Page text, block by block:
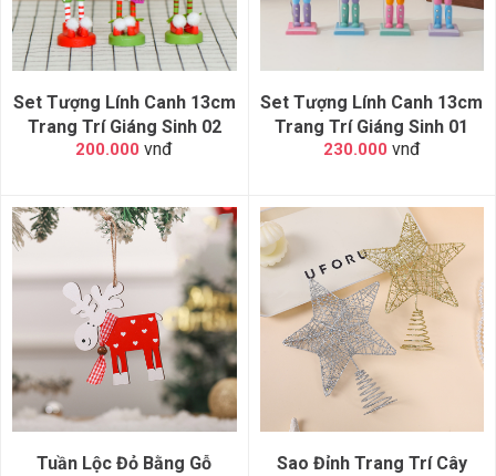
Set Tượng Lính Canh 13cm
Trang Trí Giáng Sinh 02
200.000 vnđ
Set Tượng Lính Canh 13cm
Trang Trí Giáng Sinh 01
230.000 vnđ
Tuần Lộc Đỏ Bằng Gỗ
Sao Đỉnh Trang Trí Cây